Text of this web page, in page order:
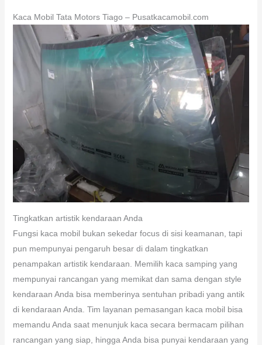
Kaca Mobil Tata Motors Tiago – Pusatkacamobil.com
Tingkatkan artistik kendaraan Anda
Fungsi kaca mobil bukan sekedar focus di sisi keamanan, tapi
pun mempunyai pengaruh besar di dalam tingkatkan
penampakan artistik kendaraan. Memilih kaca samping yang
mempunyai rancangan yang memikat dan sama dengan style
kendaraan Anda bisa memberinya sentuhan pribadi yang antik
di kendaraan Anda. Tim layanan pemasangan kaca mobil bisa
memandu Anda saat menunjuk kaca secara bermacam pilihan
rancangan yang siap, hingga Anda bisa punyai kendaraan yang